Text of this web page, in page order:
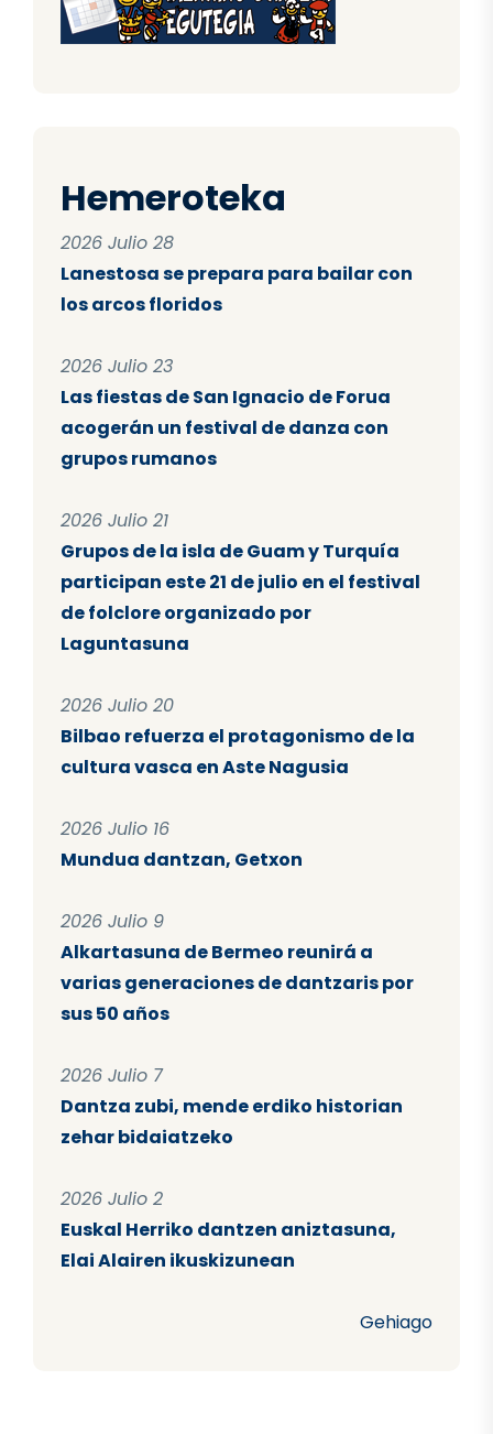
Hemeroteka
2026 Julio 28
Lanestosa se prepara para bailar con
los arcos floridos
2026 Julio 23
Las fiestas de San Ignacio de Forua
acogerán un festival de danza con
grupos rumanos
2026 Julio 21
Grupos de la isla de Guam y Turquía
participan este 21 de julio en el festival
de folclore organizado por
Laguntasuna
2026 Julio 20
Bilbao refuerza el protagonismo de la
cultura vasca en Aste Nagusia
2026 Julio 16
Mundua dantzan, Getxon
2026 Julio 9
Alkartasuna de Bermeo reunirá a
varias generaciones de dantzaris por
sus 50 años
2026 Julio 7
Dantza zubi, mende erdiko historian
zehar bidaiatzeko
2026 Julio 2
Euskal Herriko dantzen aniztasuna,
Elai Alairen ikuskizunean
Gehiago